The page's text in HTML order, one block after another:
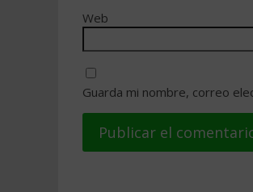
Web
Guarda mi nombre, correo